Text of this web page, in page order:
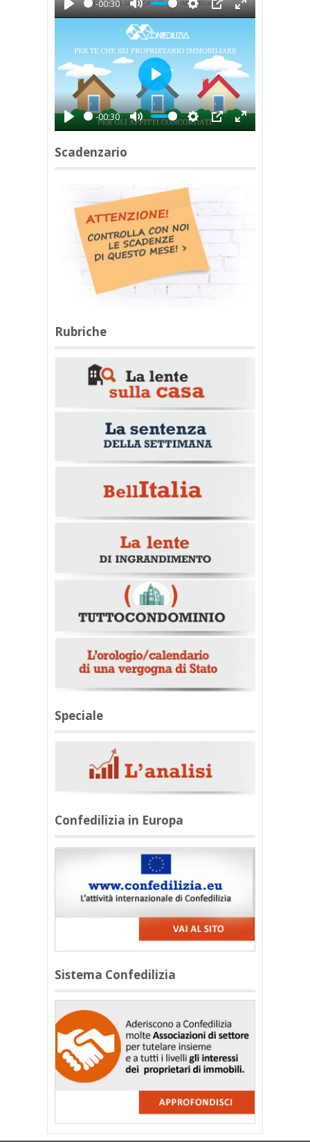
Play
-00:30
Mute
Settings
PIP
Enter
Play
-00:30
Mute
Settings
PIP
Enter
Play
Scadenzario
Rubriche
Speciale
Confedilizia in Europa
Sistema Confedilizia